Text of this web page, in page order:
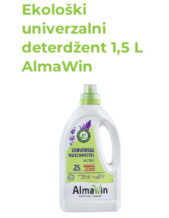
Ekološki
univerzalni
deterdžent 1,5 L
AlmaWin